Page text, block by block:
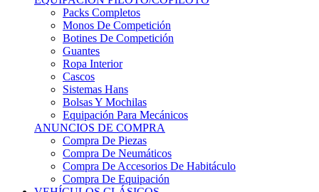
Packs Completos
Monos De Competición
Botines De Competición
Guantes
Ropa Interior
Cascos
Sistemas Hans
Bolsas Y Mochilas
Equipación Para Mecánicos
ANUNCIOS DE COMPRA
Compra De Piezas
Compra De Neumáticos
Compra De Accesorios De Habitáculo
Compra De Equipación